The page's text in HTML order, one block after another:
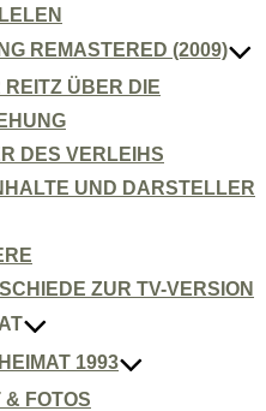
REMASTERED (2009)
REITZ ÜBER DIE
DES VERLEIHS
UND DARSTELLER
ZUR TV-VERSION
1993
& FOTOS